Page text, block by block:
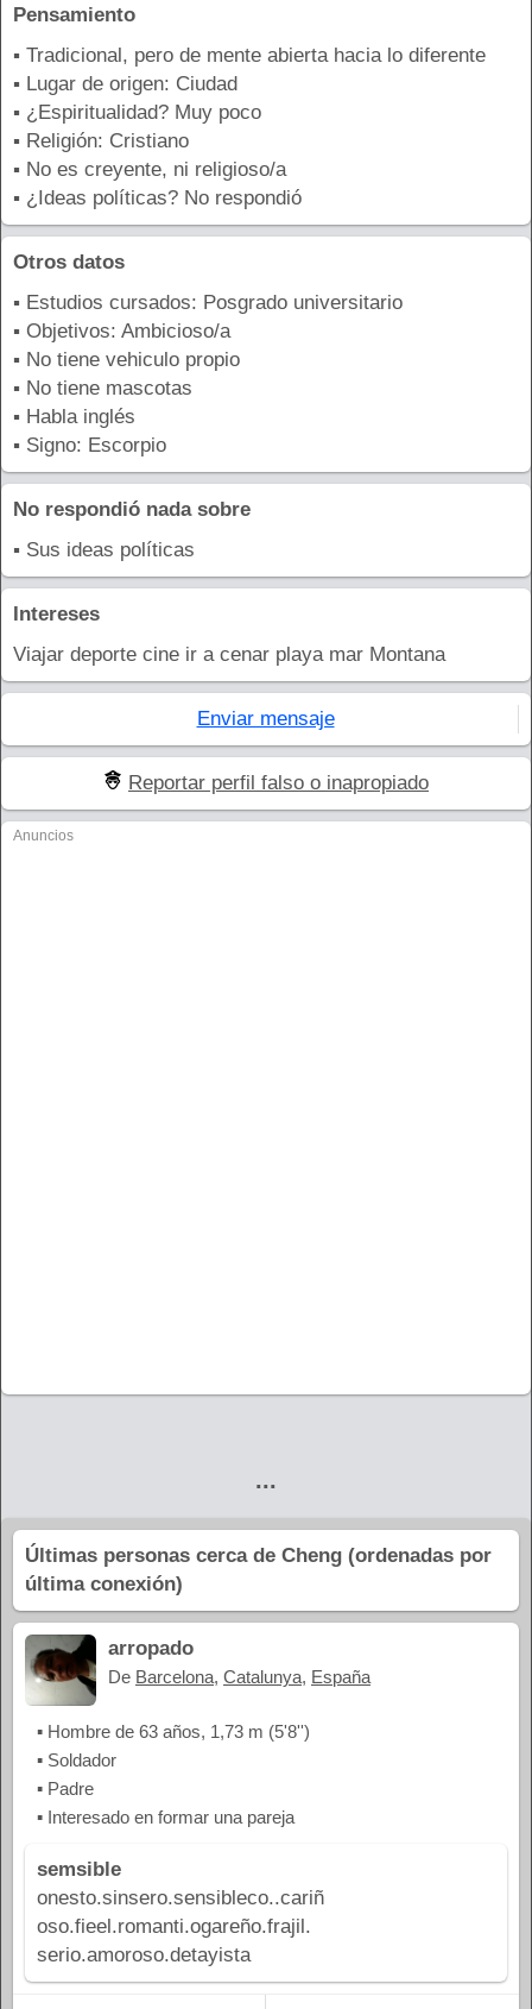
Pensamiento
▪ Tradicional, pero de mente abierta hacia lo diferente
▪ Lugar de origen: Ciudad
▪ ¿Espiritualidad? Muy poco
▪ Religión: Cristiano
▪ No es creyente, ni religioso/a
▪ ¿Ideas políticas? No respondió
Otros datos
▪ Estudios cursados: Posgrado universitario
▪ Objetivos: Ambicioso/a
▪ No tiene vehiculo propio
▪ No tiene mascotas
▪ Habla inglés
▪ Signo: Escorpio
No respondió nada sobre
▪ Sus ideas políticas
Intereses
Viajar deporte cine ir a cenar playa mar Montana
Enviar mensaje
Reportar perfil falso o inapropiado
Anuncios
...
Últimas personas cerca de Cheng (ordenadas por
última conexión)
arropado
De Barcelona, Catalunya, España
▪ Hombre de 63 años, 1,73 m (5'8'')
▪ Soldador
▪ Padre
▪ Interesado en formar una pareja
semsible
onesto.sinsero.sensibleco..cariñ
oso.fieel.romanti.ogareño.frajil.
serio.amoroso.detayista